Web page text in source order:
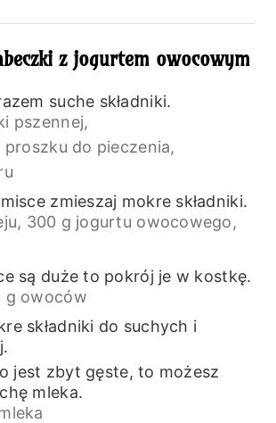
z jogurtem owocowym
suche składniki.
pszennej,
proszku do pieczenia,
zmieszaj mokre składniki.
300 g jogurtu owocowego,
są duże to pokrój je w kostkę.
g owoców
składniki do suchych i
jest zbyt gęste, to możesz
mleka.